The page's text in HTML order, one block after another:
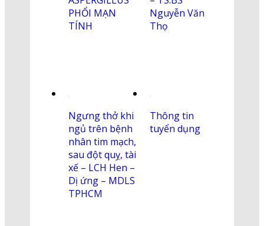
PHỔI MẠN
TÍNH
Nguyễn Văn
Thọ
Ngưng thở khi
ngủ trên bệnh
nhân tim mạch,
sau đột quỵ, tài
xế – LCH Hen –
Dị ứng – MDLS
TPHCM
Thông tin
tuyển dụng